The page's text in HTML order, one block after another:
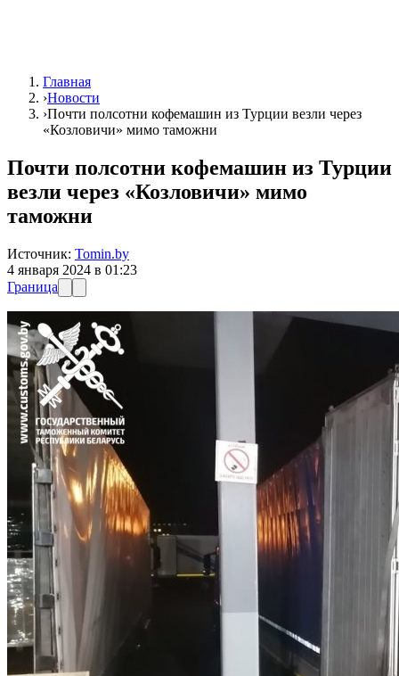
Главная
›Новости
›Почти полсотни кофемашин из Турции везли через
«Козловичи» мимо таможни
Почти полсотни кофемашин из Турции
везли через «Козловичи» мимо
таможни
Источник: Tomin.by
4 января 2024 в 01:23
Граница